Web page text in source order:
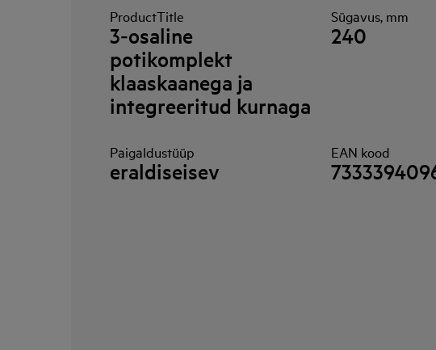
ProductTitle
3‑osaline
potikomplekt
klaaskaanega ja
integreeritud kurnaga
Sügavus, mm
240
Paigaldustüüp
eraldiseisev
EAN kood